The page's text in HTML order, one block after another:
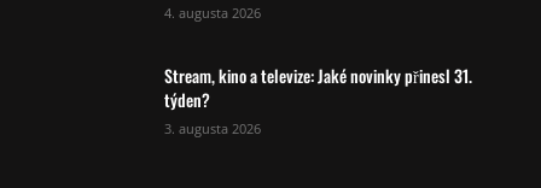
4. augusta 2026
Stream, kino a televize: Jaké novinky přinesl 31.
týden?
3. augusta 2026